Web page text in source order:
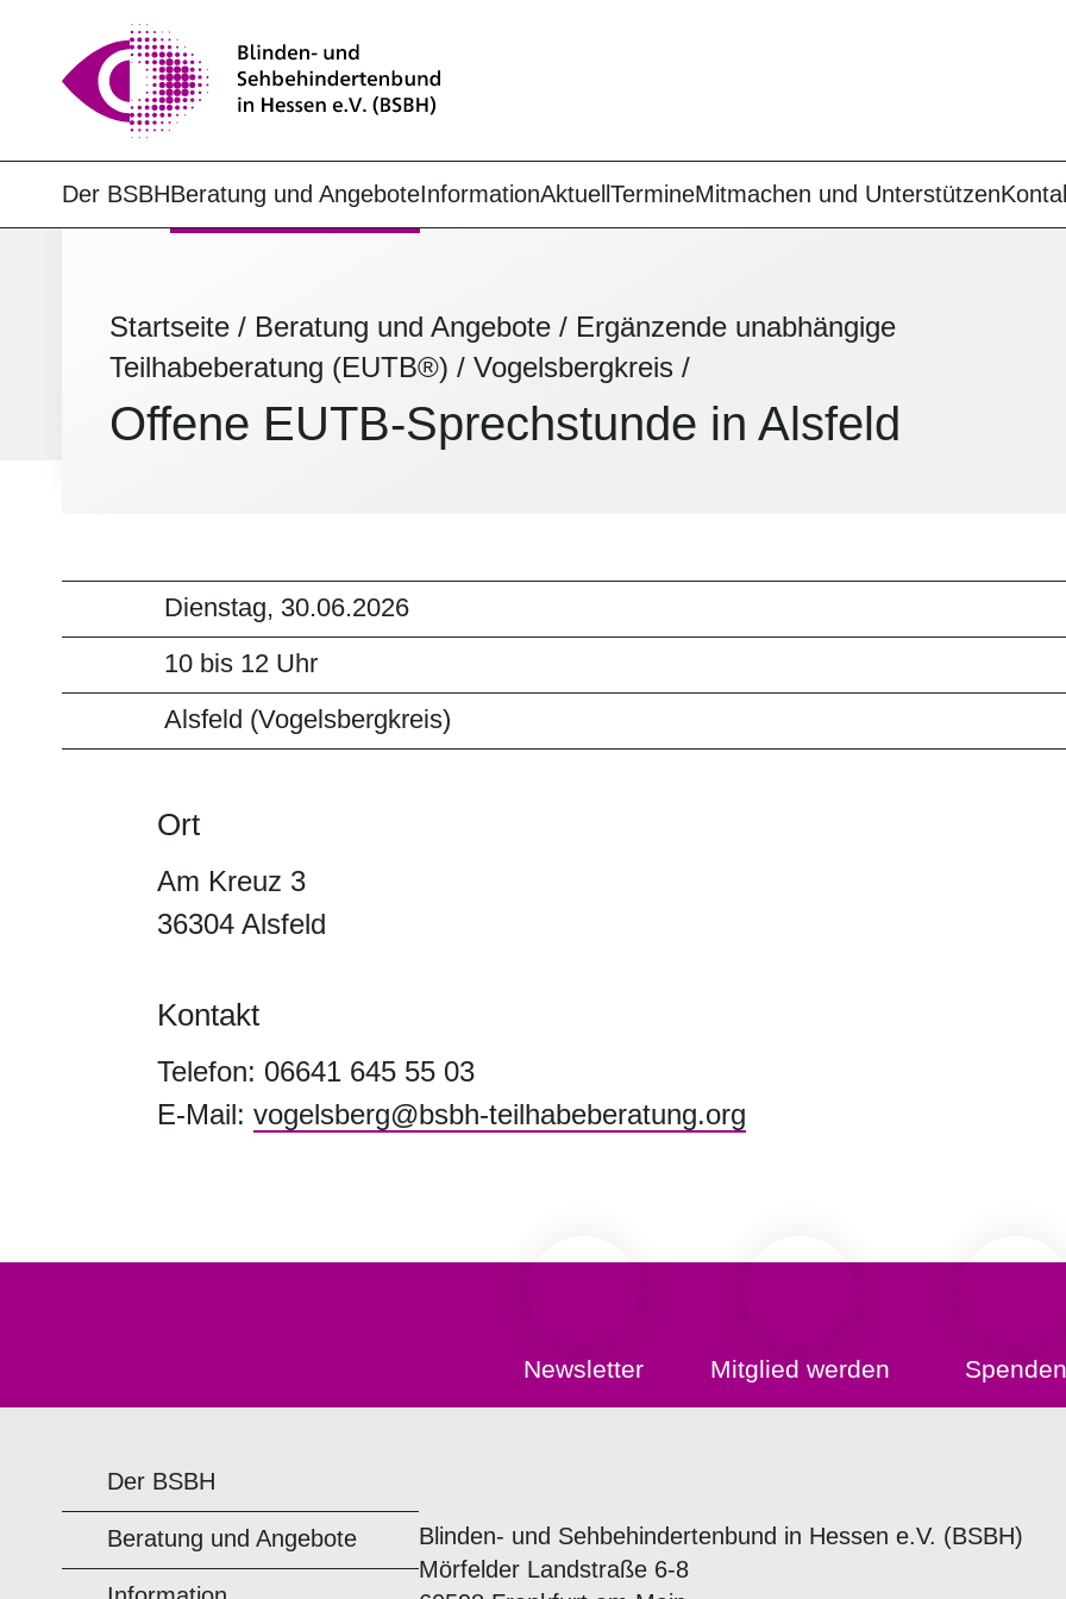
Der BSBHBeratung und AngeboteInformationAktuell TermineMitmachen und Unterstützen
Startseite / Beratung und Angebote / Ergänzende unabhängige
Teilhabeberatung (EUTB®) / Vogelsbergkreis /
Offene EUTB-Sprechstunde in Alsfeld
Dienstag, 30.06.2026
10 bis 12 Uhr
Alsfeld (Vogelsbergkreis)
Ort
Am Kreuz 3
36304 Alsfeld
Kontakt
Telefon: 06641 645 55 03
E-Mail: vogelsberg@bsbh-teilhabeberatung.org
Newsletter Mitglied werden Spenden
Der BSBH
Beratung und Angebote
Blinden- und Sehbehindertenbund in Hessen e.V. (BSBH)
Mörfelder Landstraße 6-8